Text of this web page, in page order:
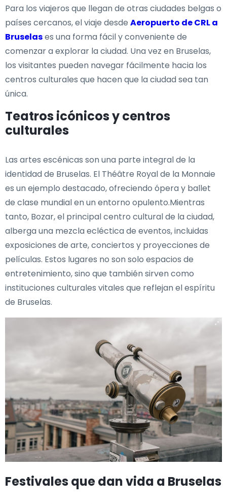
Para los viajeros que llegan de otras ciudades belgas o
países cercanos, el viaje desde Aeropuerto de CRL a
Bruselases una forma fácil y conveniente de
comenzar a explorar la ciudad. Una vez en Bruselas,
los visitantes pueden navegar fácilmente hacia los
centros culturales que hacen que la ciudad sea tan
única.
Teatros icónicos y centros
culturales
Las artes escénicas son una parte integral de la
identidad de Bruselas. El Théâtre Royal de la Monnaie
es un ejemplo destacado, ofreciendo ópera y ballet
de clase mundial en un entorno opulento.Mientras
tanto, Bozar, el principal centro cultural de la ciudad,
alberga una mezcla ecléctica de eventos, incluidas
exposiciones de arte, conciertos y proyecciones de
películas. Estos lugares no son solo espacios de
entretenimiento, sino que también sirven como
instituciones culturales vitales que reflejan el espíritu
de Bruselas.
Festivales que dan vida a Bruselas